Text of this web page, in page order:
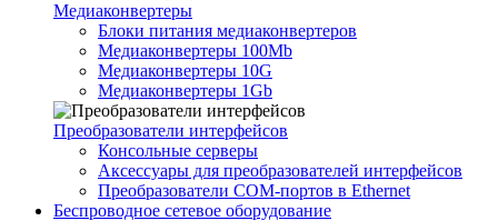
Медиаконвертеры
Блоки питания медиаконвертеров
Медиаконвертеры 100Mb
Медиаконвертеры 10G
Медиаконвертеры 1Gb
Преобразователи интерфейсов
Консольные серверы
Аксессуары для преобразователей интерфейсов
Преобразователи COM-портов в Ethernet
Беспроводное сетевое оборудование